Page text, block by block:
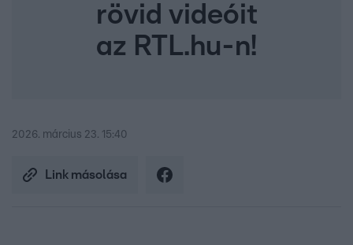
rövid videóit
az RTL.hu-n!
2026. március 23. 15:40
Link másolása